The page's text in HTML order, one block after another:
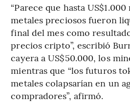
“Parece que hasta
metales preciosos fueron
final del mes como
precios cripto”, escribió
cayera a US$50.000, los
mientras que “los futuros
metales colapsarían en un
compradores”, afirmó.